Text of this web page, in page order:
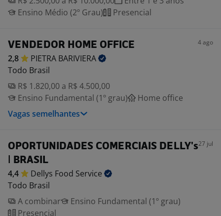
Ensino Médio (2º Grau)
Presencial
VENDEDOR HOME OFFICE 4 ago
2,8 PIETRA BARIVIERA
Todo Brasil
R$ 1.820,00 a R$ 4.500,00
Ensino Fundamental (1º grau)
Home office
Vagas semelhantes
OPORTUNIDADES COMERCIAIS DELLY's
| BRASIL
27 jul
4,4 Dellys Food Service
Todo Brasil
A combinar
Ensino Fundamental (1º grau)
Presencial